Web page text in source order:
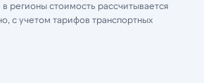
регионы стоимость рассчитывается
с учетом тарифов транспортных